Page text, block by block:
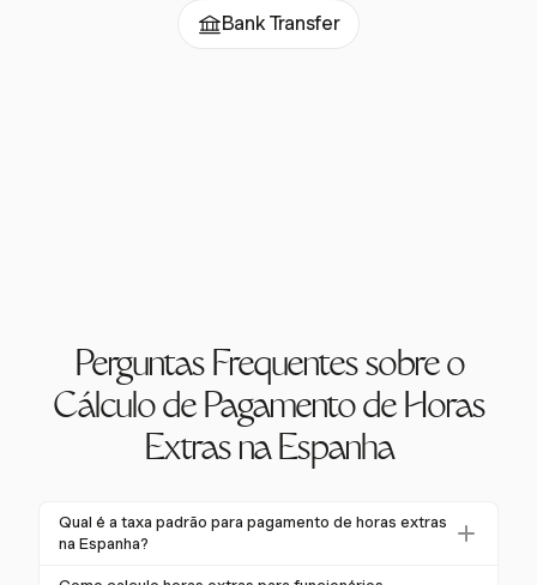
Bank Transfer
Perguntas Frequentes sobre o
Cálculo de Pagamento de Horas
Extras na Espanha
Qual é a taxa padrão para pagamento de horas extras
na Espanha?
Na Espanha, a taxa padrão de pagamento de horas